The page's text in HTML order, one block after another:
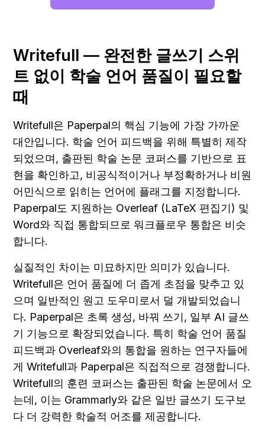
Writefull — 완전한 글쓰기 스위
트 없이 학술 언어 품질이 필요할
때
Writefull은 Paperpal의 핵심 기능에 가장 가까운
대안입니다. 학술 언어 피드백을 위해 특별히 제작
되었으며, 출판된 학술 논문 코퍼스를 기반으로 표
현을 확인하고, 비공식적이거나 부정확하거나 비원
어민식으로 읽히는 언어에 플래그를 지정합니다.
Paperpal도 지원하는 Overleaf (LaTeX 편집기) 및
Word와 직접 통합되므로 워크플로우 통합은 비슷
합니다.
실질적인 차이는 미묘하지만 의미가 있습니다.
Writefull은 언어 품질에 더 좁게 초점을 맞추고 있
으며 일반적인 원고 도우미로서 덜 개발되었습니
다. Paperpal은 초록 생성, 바꿔 쓰기, 일부 AI 글쓰
기 기능으로 확장되었습니다. 특히 학술 언어 품질
피드백과 Overleaf와의 통합을 원하는 연구자들에
게 Writefull과 Paperpal은 직접적으로 경쟁합니다.
Writefull의 훈련 코퍼스는 출판된 학술 논문에서 오
는데, 이는 Grammarly와 같은 일반 글쓰기 도구보
다 더 강력한 학술적 어조를 제공합니다.